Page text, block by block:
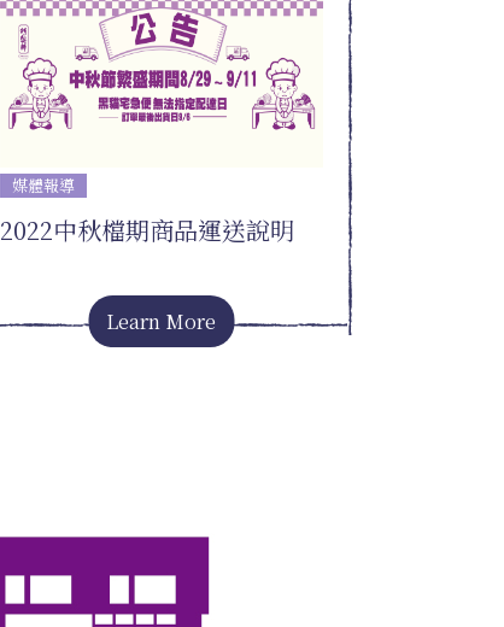
媒體報導
2022中秋檔期商品運送說明
Learn More